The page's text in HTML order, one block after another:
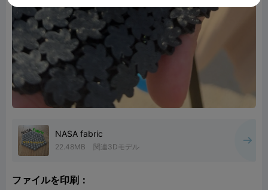
NASA fabric
22.48MB 関連3Dモデル
ファイルを印刷：